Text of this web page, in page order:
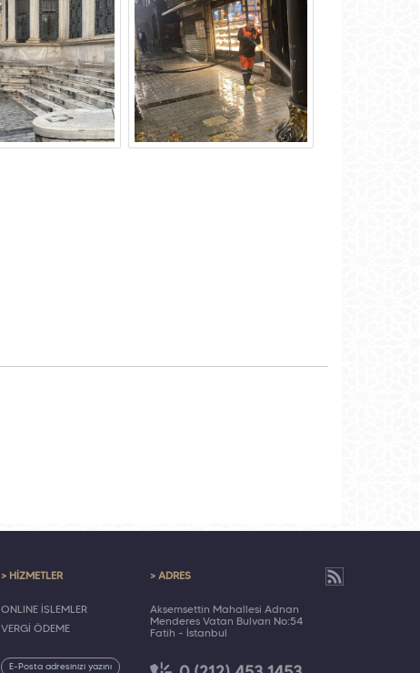
> HİZMETLER
ONLINE İŞLEMLER
VERGİ ÖDEME
> ADRES
Akşemsettin Mahallesi Adnan
Menderes Vatan Bulvarı No:54
Fatih - İstanbul